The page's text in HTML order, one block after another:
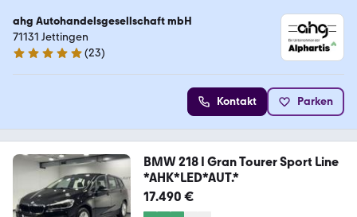
ahg Autohandelsgesellschaft mbH
71131 Jettingen
5 Sterne
(23)
Kontakt Parken
BMW 218 I Gran Tourer Sport Line
*AHK*LED*AUT.*
17.490 €